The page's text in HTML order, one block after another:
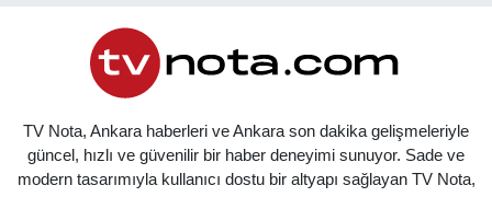
TV Nota, Ankara haberleri ve Ankara son dakika gelişmeleriyle
güncel, hızlı ve güvenilir bir haber deneyimi sunuyor. Sade ve
modern tasarımıyla kullanıcı dostu bir altyapı sağlayan TV Nota,